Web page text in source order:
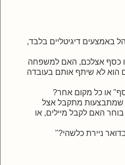
באמצעים דיגיטליים בלבד,
כסף אצלכם, האם למשפחה
הוא לא שיתף אותם בעובדה
או כל מקום אחר?
שמתבצעות מתקבל אצל
האם לקבל מיילים, או
ניירת כלשהי?"